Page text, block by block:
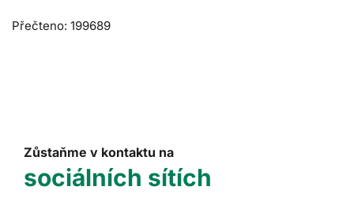
Přečteno: 199689
Zůstaňme v kontaktu na
sociálních sítích